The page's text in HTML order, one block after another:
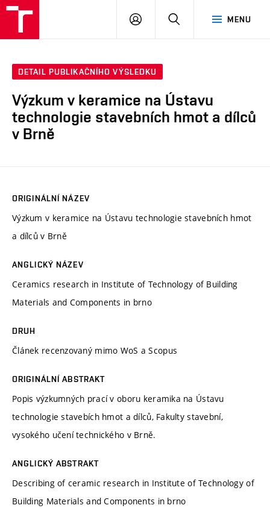
MENU
PŘIHLÁSIT
DETAIL PUBLIKAČNÍHO VÝSLEDKU
Výzkum v keramice na Ústavu
technologie stavebních hmot a dílců
v Brně
ORIGINÁLNÍ NÁZEV
Výzkum v keramice na Ústavu technologie stavebních hmot
a dílců v Brně
ANGLICKÝ NÁZEV
Ceramics research in Institute of Technology of Building
Materials and Components in brno
DRUH
Článek recenzovaný mimo WoS a Scopus
ORIGINÁLNÍ ABSTRAKT
Popis výzkumných prací v oboru keramika na Ústavu
technologie stavebích hmot a dílců, Fakulty stavební,
vysokého učení technického v Brně.
ANGLICKÝ ABSTRAKT
Describing of ceramic research in Institute of Technology of
Building Materials and Components in brno